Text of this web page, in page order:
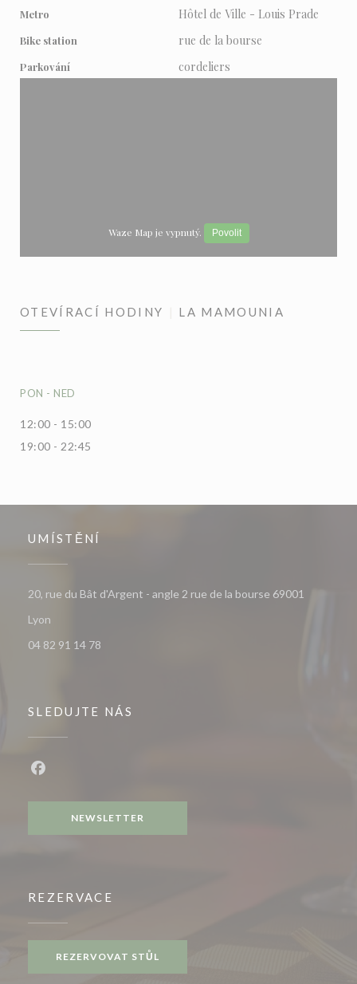
Metro Hôtel de Ville - Louis Prade
Bike station rue de la bourse
Parkování cordeliers
Waze Map je vypnutý. Povolit
OTEVÍRACÍ HODINY LA MAMOUNIA
PON - NED
12:00 - 15:00
19:00 - 22:45
UMÍSTĚNÍ
20, rue du Bât d'Argent - angle 2 rue de la bourse 69001
Lyon
04 82 91 14 78
SLEDUJTE NÁS
NEWSLETTER
REZERVACE
REZERVOVAT STŮL